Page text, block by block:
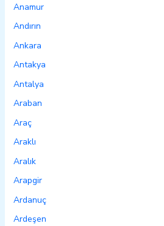
Anamur
Andırın
Ankara
Antakya
Antalya
Araban
Araç
Araklı
Aralık
Arapgir
Ardanuç
Ardeşen